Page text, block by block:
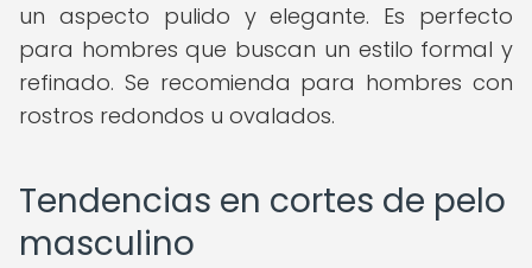
un aspecto pulido y elegante. Es perfecto
para hombres que buscan un estilo formal y
refinado. Se recomienda para hombres con
rostros redondos u ovalados.
Tendencias en cortes de pelo
masculino